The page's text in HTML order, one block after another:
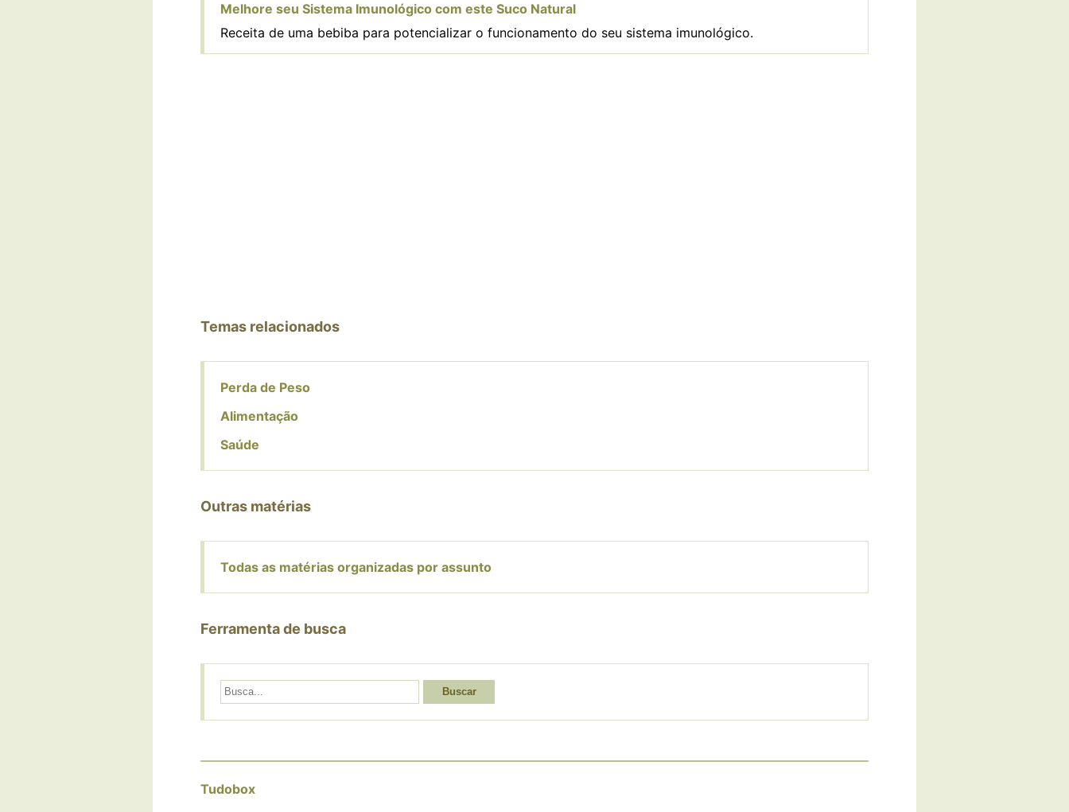
Melhore seu Sistema Imunológico com este Suco Natural
Receita de uma bebiba para potencializar o funcionamento do seu sistema imunológico.
Temas relacionados
Perda de Peso
Alimentação
Saúde
Outras matérias
Todas as matérias organizadas por assunto
Ferramenta de busca
Buscar
Tudobox